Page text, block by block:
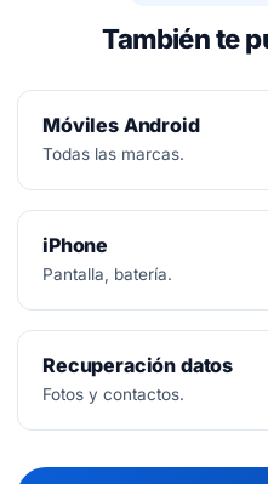
También te
Móviles Android
Todas las marcas.
iPhone
Pantalla, batería.
Recuperación datos
Fotos y contactos.